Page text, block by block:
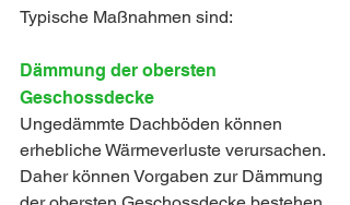
Typische Maßnahmen sind:
Dämmung der obersten
Geschossdecke
Ungedämmte Dachböden können
erhebliche Wärmeverluste verursachen.
Daher können Vorgaben zur Dämmung